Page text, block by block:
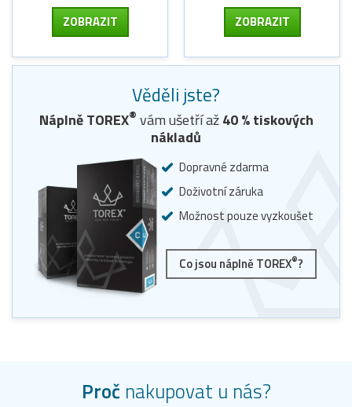
ZOBRAZIT ZOBRAZIT
Věděli jste?
Náplně TOREX® vám ušetří až40% tiskových
nákladů
Dopravné zdarma
Doživotní záruka
Možnost pouze vyzkoušet
Co jsou náplně TOREX®?
Proč nakupovat u nás?